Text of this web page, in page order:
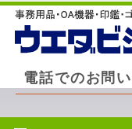
コ
ス
電話でのお問